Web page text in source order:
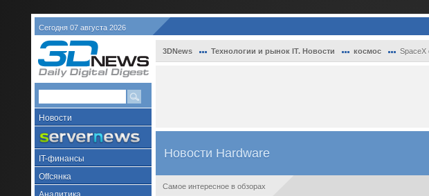
Сегодня 07 августа 2026
Новости
IT-финансы
Offсянка
3DNews Технологии и рынок IT. Новости космос SpaceX
Новости Hardware
Самое интересное в обзорах